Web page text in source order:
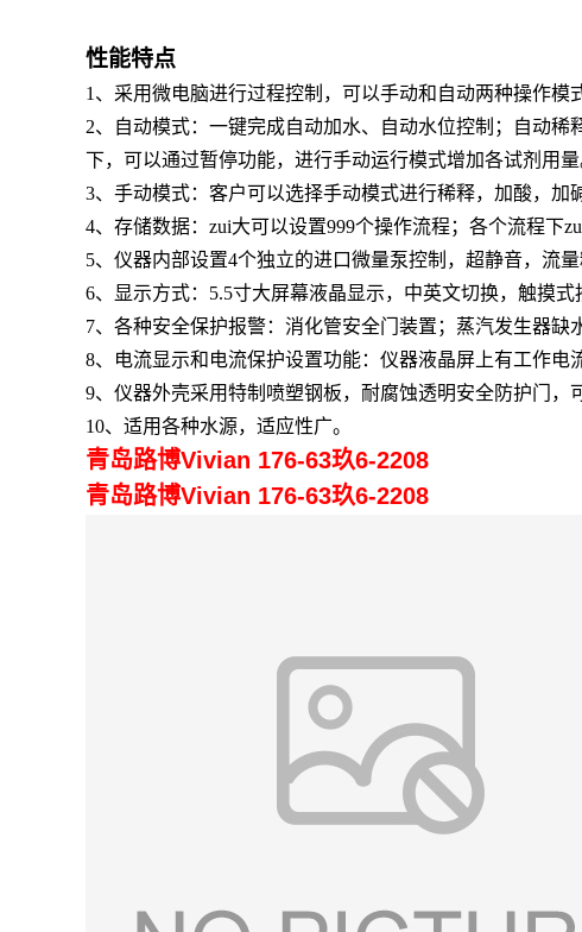
性能特点
1、 采用微电脑进行过程控制，可以手动和自动两种操作模
2、
自动模式：一键完成自动加水、自动水位控制；自动
下，可以通过暂停功能，进行手动运行模式增加各试剂用量
3、 手动模式：客户可以选择手动模式进行稀释，加酸，加
4、 存储数据：zui大可以设置999个操作流程；各个流程下
5、 仪器内部设置4个独立的进口微量泵控制，超静音，流
6、
显示方式：5.5寸大屏幕液晶显示，中英文切换，触摸式
7、 各种安全保护报警：消化管安全门装置；蒸汽发生器缺
8、
电流显示和电流保护设置功能：仪器液晶屏上有工作电
9、 仪器外壳采用特制喷塑钢板，耐腐蚀透明安全防护门，
10、 适用各种水源，适应性广。
青岛路博Vivian 176-63玖6-2208
青岛路博Vivian 176-63玖6-2208